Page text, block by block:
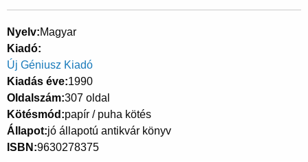
Nyelv Magyar
Kiadó
Új Géniusz Kiadó
Kiadás éve 1990
Oldalszám 307 oldal
Kötésmód papír / puha kötés
Állapot jó állapotú antikvár könyv
ISBN 9630278375